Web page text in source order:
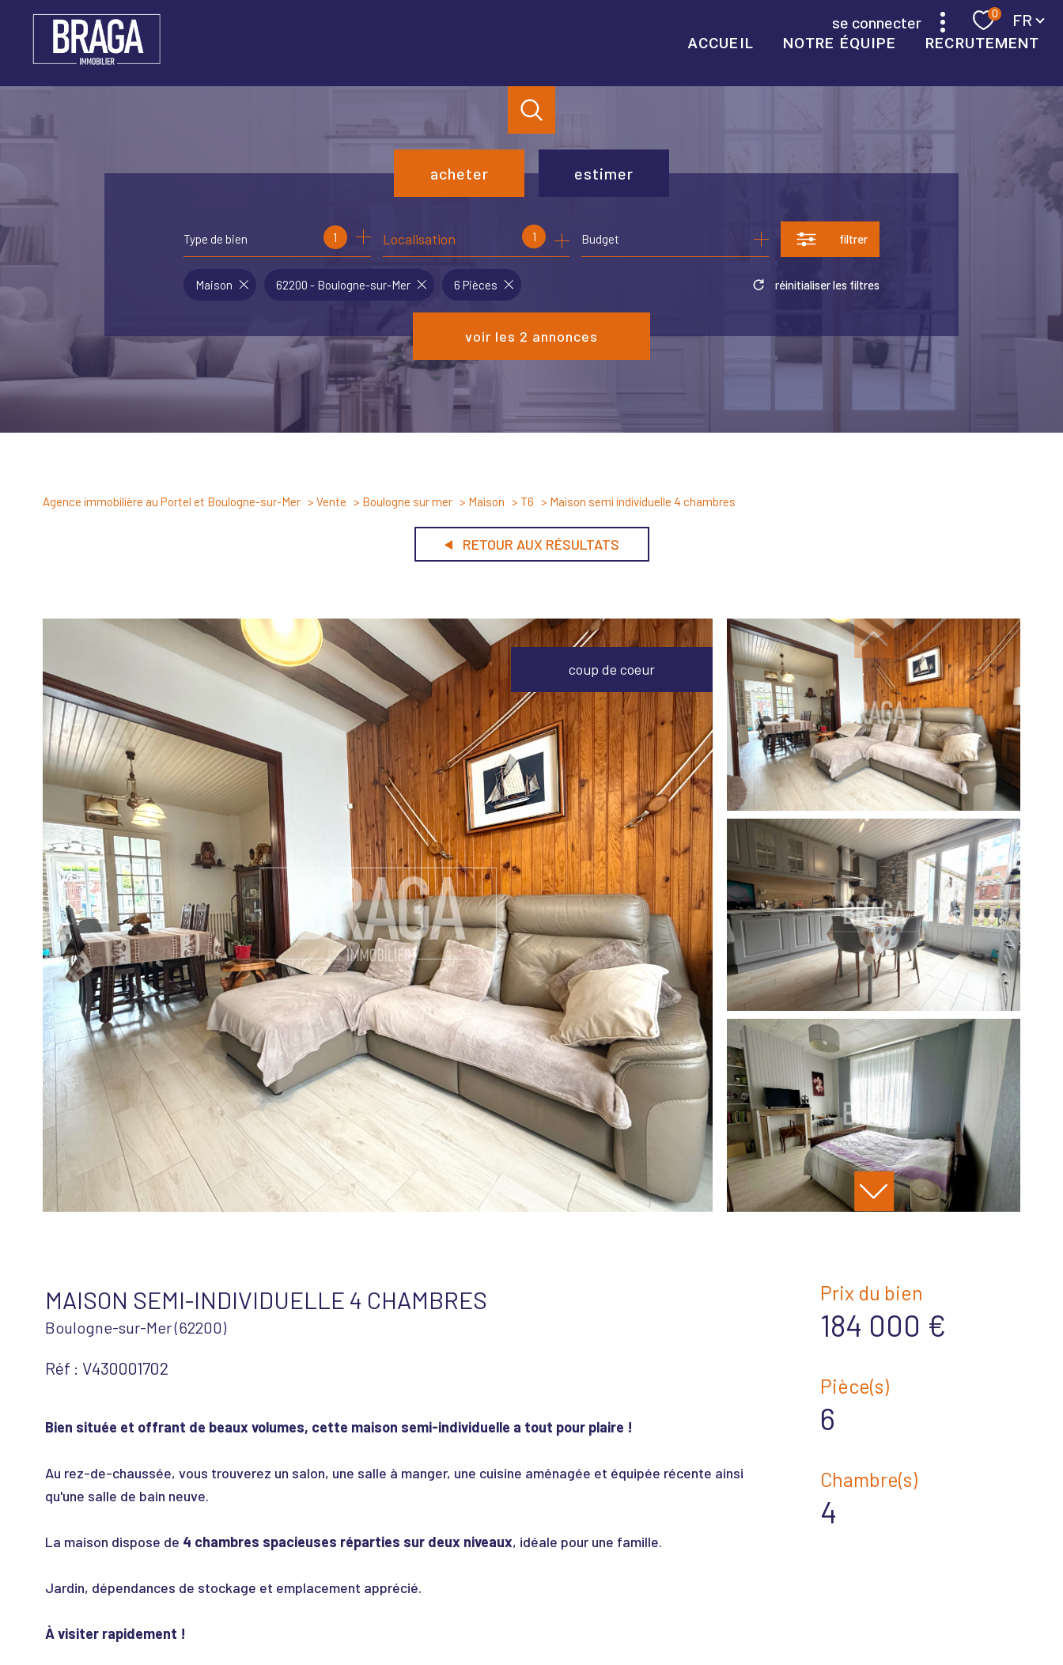
se connecter 0 FR
ACCUEIL NOTRE ÉQUIPE RECRUTEMENT
acheter
de l'immo pro
estimer
Type de bien 1 1
Localisation Budget filtrer
voir les 2 annonces
Maison 62200 - Boulogne-sur-Mer 6 Pièces réinitialiser les filtres
Agence immobilière au Portel et Boulogne-sur-Mer Vente Boulogne sur mer Maison T6 Maison semi individuelle 4 chambres
RETOUR AUX RÉSULTATS
coup de coeur
MAISON SEMI-INDIVIDUELLE 4 CHAMBRES
Boulogne-sur-Mer (62200)
Réf : V430001702
Bien située et offrant de beaux volumes, cette maison semi-individuelle a tout pour plaire !
Au rez-de-chaussée, vous trouverez un salon, une salle à manger, une cuisine aménagée et équipée récente ainsi
qu'une salle de bain neuve.
La maison dispose de 4 chambres spacieuses réparties sur deux niveaux, idéale pour une famille.
Jardin, dépendances de stockage et emplacement apprécié.
À visiter rapidement !
Prix du bien
184 000 €
Pièce(s)
6
Chambre(s)
4